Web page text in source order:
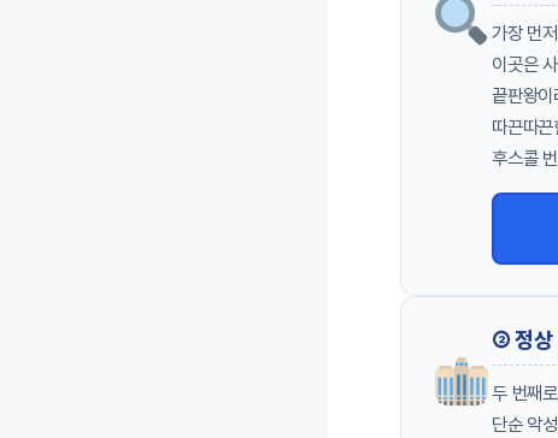
가장 먼
이곳은
끝판왕
따끈따
후스콜
② 정상
두 번째
단순 악